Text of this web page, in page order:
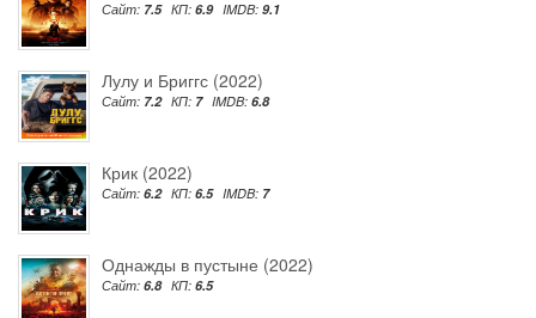
Сайт: 7.5 КП: 6.9 IMDB: 9.1
Лулу и Бриггс (2022)
Сайт: 7.2 КП: 7 IMDB: 6.8
Крик (2022)
Сайт: 6.2 КП: 6.5 IMDB: 7
Однажды в пустыне (2022)
Сайт: 6.8 КП: 6.5